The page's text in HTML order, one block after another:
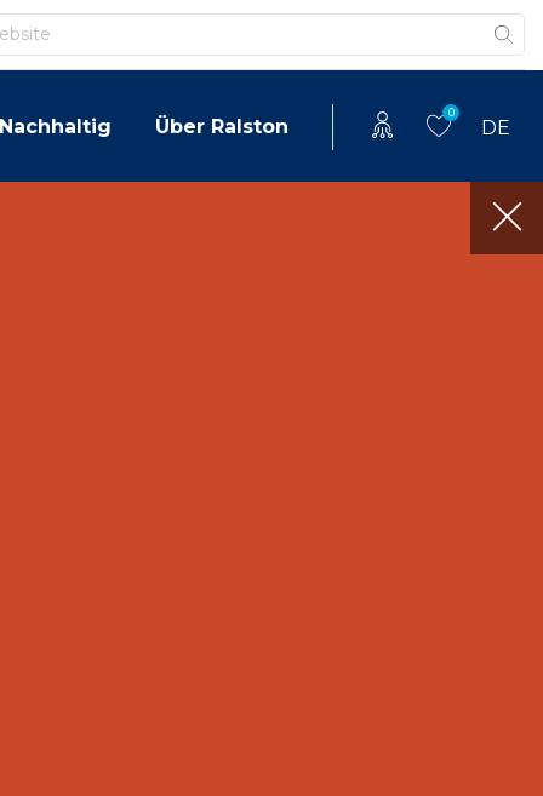
Nachhaltig Über Ralston
0
DE